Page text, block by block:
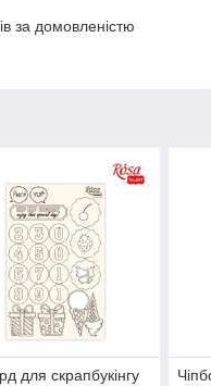
за домовленістю
для скрапбукінгу